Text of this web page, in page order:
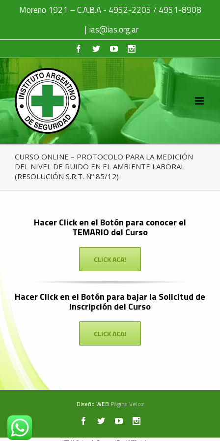
Moreno 1921 – C.A.B.A - 4952-2205 / 4951-8908
| ias@ias.org.ar
CURSO ONLINE – PROTOCOLO PARA LA MEDICIÓN
DEL NIVEL DE RUIDO EN EL AMBIENTE LABORAL
(RESOLUCIÓN S.R.T. Nº 85/12)
Hacer Click en el Botón para conocer el
TEMARIO del Curso
CLICK ACA!
Hacer Click en el Botón para bajar la Solicitud de
Inscripción del Curso
CLICK ACA!
Diseño WEB Página Veloz